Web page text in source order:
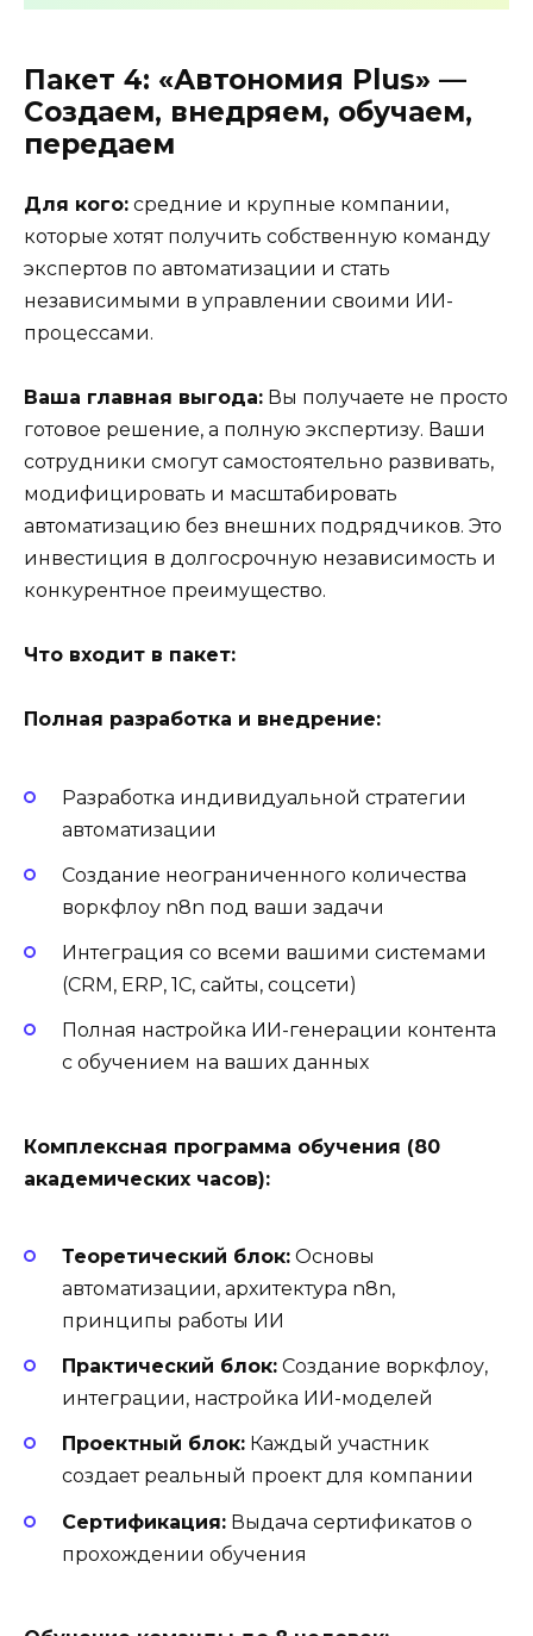
Пакет 4: «Автономия Plus» —
Создаем, внедряем, обучаем,
передаем
Для кого: средние и крупные компании,
которые хотят получить собственную команду
экспертов по автоматизации и стать
независимыми в управлении своими ИИ-
процессами.
Ваша главная выгода: Вы получаете не просто
готовое решение, а полную экспертизу. Ваши
сотрудники смогут самостоятельно развивать,
модифицировать и масштабировать
автоматизацию без внешних подрядчиков. Это
инвестиция в долгосрочную независимость и
конкурентное преимущество.
Что входит в пакет:
Полная разработка и внедрение:
Разработка индивидуальной стратегии
автоматизации
Создание неограниченного количества
воркфлоу n8n под ваши задачи
Интеграция со всеми вашими системами
(CRM, ERP, 1C, сайты, соцсети)
Полная настройка ИИ-генерации контента
с обучением на ваших данных
Комплексная программа обучения (80
академических часов):
Теоретический блок: Основы
автоматизации, архитектура n8n,
принципы работы ИИ
Практический блок: Создание воркфлоу,
интеграции, настройка ИИ-моделей
Проектный блок: Каждый участник
создает реальный проект для компании
Сертификация: Выдача сертификатов о
прохождении обучения